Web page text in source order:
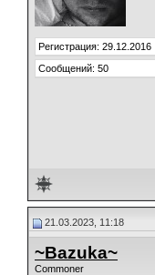
Регистрация: 29.12.2016
Сообщений: 50
21.03.2023, 11:18
~Bazuka~
Commoner